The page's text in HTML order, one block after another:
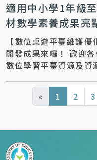
適用中小學1年級
材數學素養成果亮
【數位桌遊平臺維護
開發成果來囉！ 歡迎
數位學習平臺資源及資
專任助理_莊小姐：
« 1 2 3